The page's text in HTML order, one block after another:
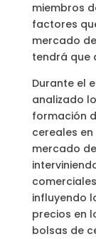
miembros
factores
mercado
tendrá que
Durante el
analizado
formación
cereales
mercado
influyendo
precios en
bolsas de